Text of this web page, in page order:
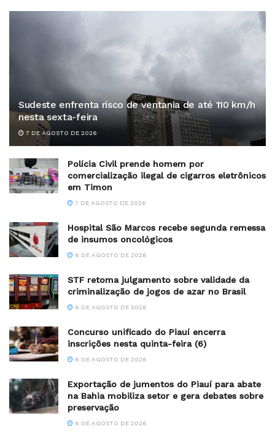
Sudeste enfrenta risco de ventania de até 110 km/h
nesta sexta-feira
7 DE AGOSTO DE 2026
Polícia Civil prende homem por
comercialização ilegal de cigarros eletrônicos
em Timon
7 DE AGOSTO DE 2026
Hospital São Marcos recebe segunda remessa
de insumos oncológicos
6 DE AGOSTO DE 2026
STF retoma julgamento sobre validade da
criminalização de jogos de azar no Brasil
6 DE AGOSTO DE 2026
Concurso unificado do Piauí encerra
inscrições nesta quinta-feira (6)
6 DE AGOSTO DE 2026
Exportação de jumentos do Piauí para abate
na Bahia mobiliza setor e gera debates sobre
preservação
6 DE AGOSTO DE 2026